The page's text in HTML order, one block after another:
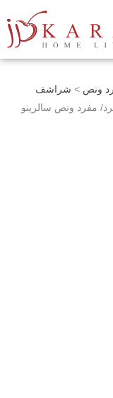
ونص > شراشف
مفرد ونص سالرينو